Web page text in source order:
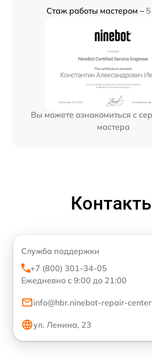
Стаж работы мастером –
Вы можете ознакомиться с
мастера
Служба поддержки
+7 (800) 301-34-05
Ежедневно с 9:00 до 21:00
info@hbr.ninebot-repair-
ул. Ленина, 23